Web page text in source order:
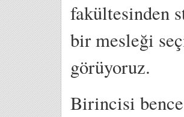
fakültesinden
bir mesleği
görüyoruz.
Birincisi bence